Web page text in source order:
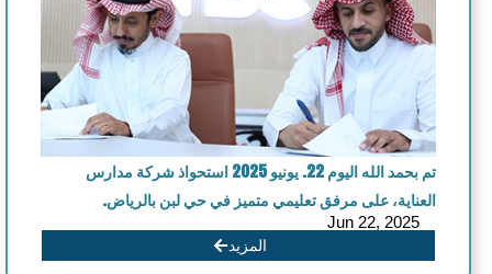
تم بحمد الله اليوم 22. يونيو 2025 استحواذ شركة مدارس
العناية، على مرفق تعليمي متميز في حي لبن بالرياض.
المزيد
Jun 22, 2025